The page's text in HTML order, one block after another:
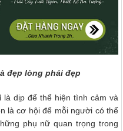
đẹp lòng phái đẹp
là dịp để thể hiện tình cảm và
là cơ hội để mỗi người có thể
phụ nữ quan trọng trong